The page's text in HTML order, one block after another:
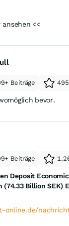
ansehen <<
Beiträge
bevor.
Beiträge
Deposit
(74.33 Billion SEK)
online.de/